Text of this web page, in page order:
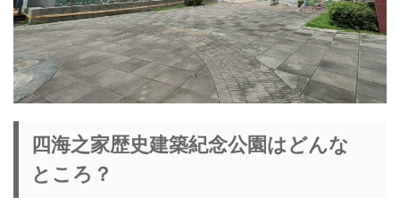
四海之家歴史建築紀念公園はどんな
ところ？